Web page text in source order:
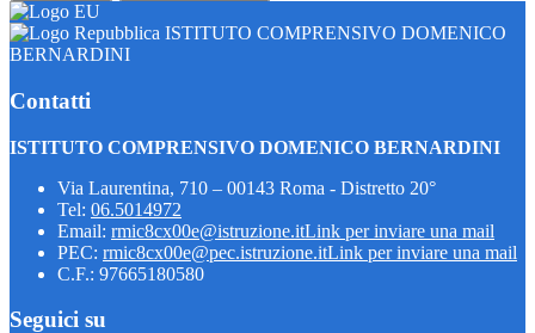
ISTITUTO COMPRENSIVO DOMENICO
BERNARDINI
Contatti
ISTITUTO COMPRENSIVO DOMENICO BERNARDINI
Via Laurentina, 710 – 00143 Roma - Distretto 20°
Tel: 06.5014972
Email: rmic8cx00e@istruzione.itLink per inviare una mail
PEC: rmic8cx00e@pec.istruzione.itLink per inviare una mail
C.F.: 97665180580
Seguici su